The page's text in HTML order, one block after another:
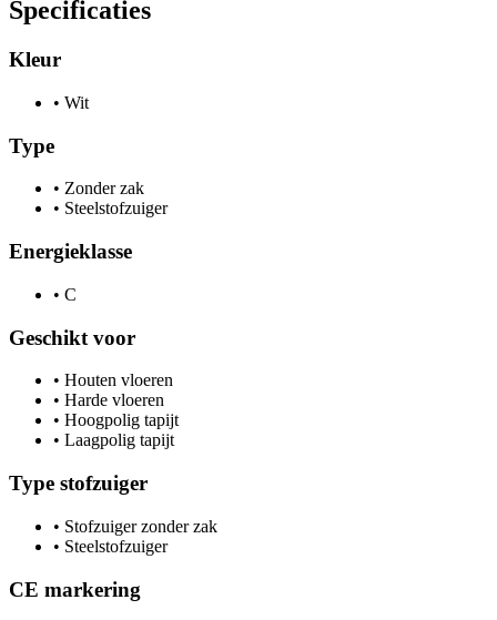
Specificaties
Kleur
• Wit
Type
• Zonder zak
• Steelstofzuiger
Energieklasse
• C
Geschikt voor
• Houten vloeren
• Harde vloeren
• Hoogpolig tapijt
• Laagpolig tapijt
Type stofzuiger
• Stofzuiger zonder zak
• Steelstofzuiger
CE markering